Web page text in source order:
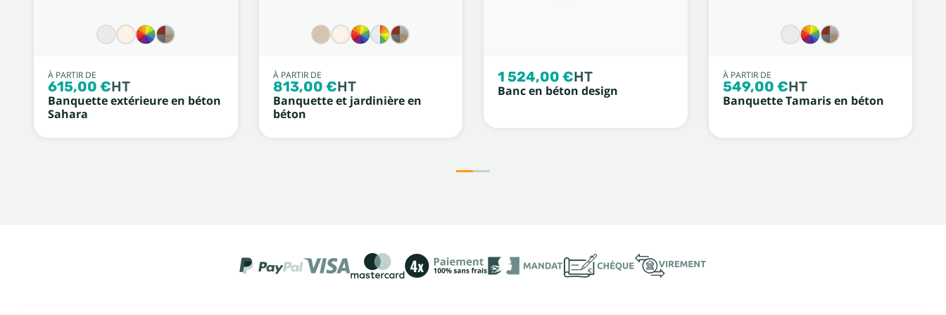
À PARTIR DE
615,00 €HT
Banquette extérieure en béton
Sahara
À PARTIR DE
813,00 €HT
Banquette et jardinière en
béton
1 524,00 €HT
Banc en béton design
À PARTIR DE
549,00 €HT
Banquette Tamaris en béton